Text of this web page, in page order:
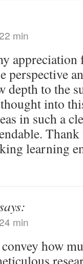
min
perspective
depth to the
into
in such a
learning
min
how